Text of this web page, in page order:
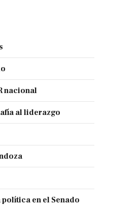
nacional
al liderazgo
en el Senado